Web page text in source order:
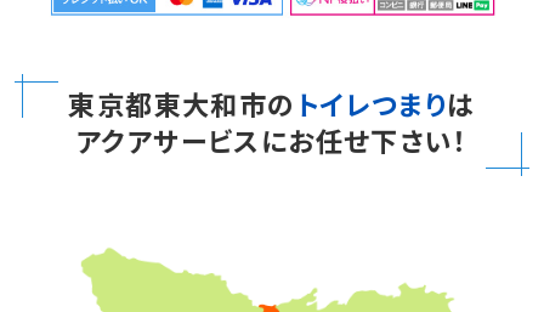
東京都東大和市の トイレつまりは
アクアサービスにお任せ下さい！